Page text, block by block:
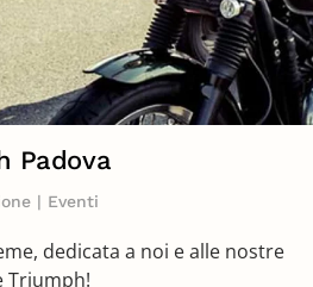
Padova
| Eventi
dedicata a noi e alle nostre
Triumph!